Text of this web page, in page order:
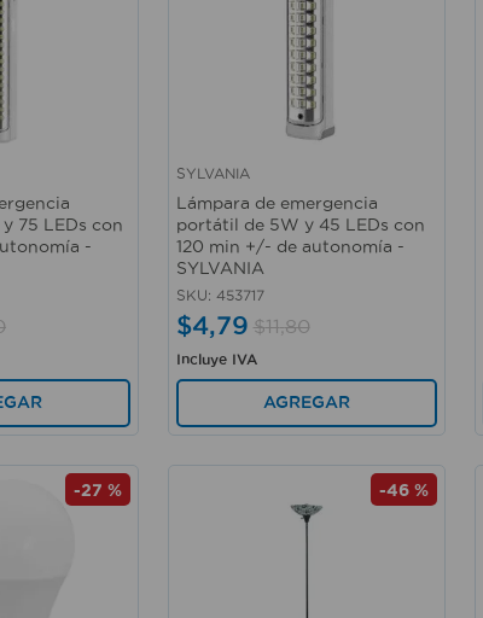
75 LEDs con
-
SYLVANIA
Lámpara de emergencia
portátil de 5W y 45 LEDs con
120 min +/- de autonomía -
SYLVANIA
SKU: 453717
$4,79 $11,80
Incluye IVA
AGREGAR
-27 % -46 %